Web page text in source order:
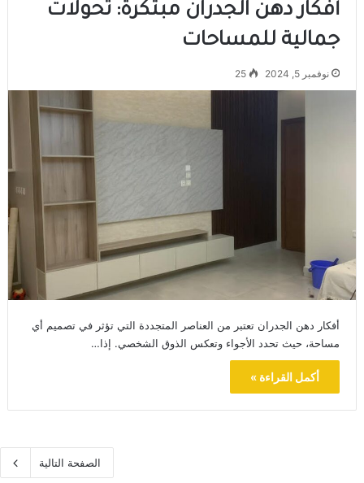
أفكار دهن الجدران مبتكرة: تحولات
جمالية للمساحات
نوفمبر 5, 2024 25
أفكار دهن الجدران تعتبر من العناصر المتجددة التي تؤثر في تصميم أي
مساحة، حيث تحدد الأجواء وتعكس الذوق الشخصي. إذا…
أكمل القراءة »
الصفحة التالية